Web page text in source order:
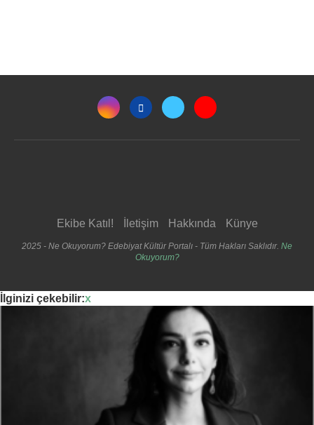
Ekibe Katıl! İletişim Hakkında Künye
2025 - Ne Okuyorum? Edebiyat Kültür Portalı - Tüm Hakları Saklıdır. Ne
Okuyorum?
İlginizi çekebilir:x